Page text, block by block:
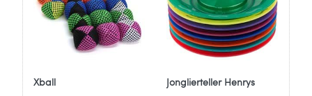
Xball Jonglierteller Henrys